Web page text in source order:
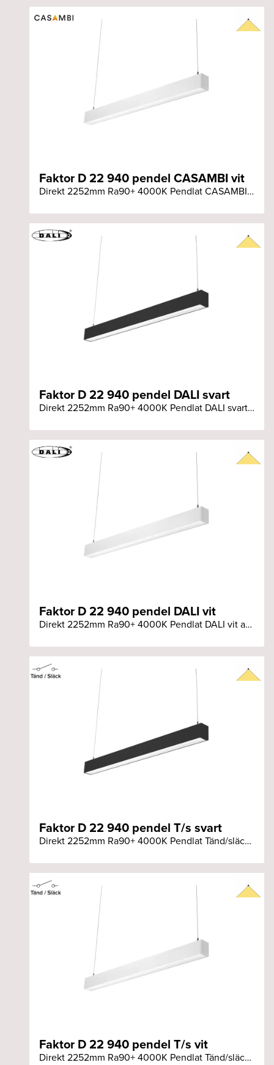
Faktor D 22 940 pendel CASAMBI vit
Direkt 2252mm Ra90+ 4000K Pendlat CASAMBI vit armatur
Faktor D 22 940 pendel DALI svart
Direkt 2252mm Ra90+ 4000K Pendlat DALI svart armatur
Faktor D 22 940 pendel DALI vit
Direkt 2252mm Ra90+ 4000K Pendlat DALI vit armatur
Faktor D 22 940 pendel T/s svart
Direkt 2252mm Ra90+ 4000K Pendlat Tänd/släck svart armatur
Faktor D 22 940 pendel T/s vit
Direkt 2252mm Ra90+ 4000K Pendlat Tänd/släck vit armatur